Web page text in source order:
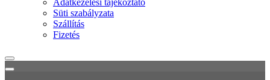
Süti szabályzata
Szállítás
Fizetés